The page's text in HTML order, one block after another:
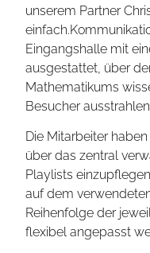
unserem Partner
Eingangshalle mit
ausgestattet, über
Mathematikums
Besucher
Die Mitarbeiter
über das zentral
Playlists
auf dem
Reihenfolge der
flexibel angepasst